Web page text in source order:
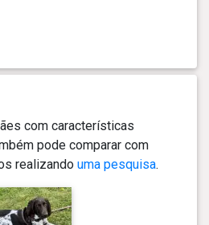
com características
pode comparar com
realizando uma pesquisa.